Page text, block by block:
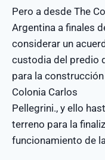
Pero a desde The
Argentina a finales
considerar un
custodia del predio
para la
Colonia Carlos
Pellegrini., y ello
terreno para la
funcionamiento de